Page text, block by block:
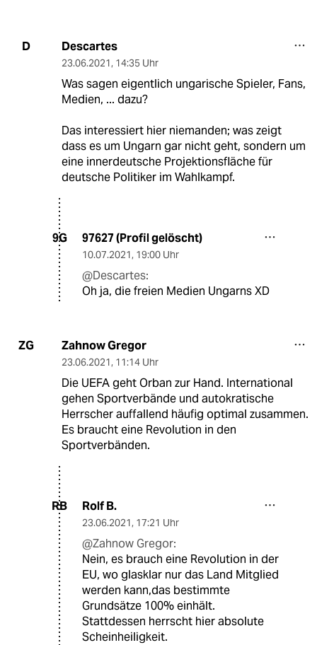
D Descartes
23.06.2021, 14:35 Uhr
Was sagen eigentlich ungarische Spieler, Fans,
Medien, ... dazu?
Das interessiert hier niemanden; was zeigt
dass es um Ungarn gar nicht geht, sondern um
eine innerdeutsche Projektionsfläche für
deutsche Politiker im Wahlkampf.
9G 97627 (Profil gelöscht)
10.07.2021, 19:00 Uhr
@Descartes:
Oh ja, die freien Medien Ungarns XD
ZG Zahnow Gregor
23.06.2021, 11:14 Uhr
Die UEFA geht Orban zur Hand. International
gehen Sportverbände und autokratische
Herrscher auffallend häufig optimal zusammen.
Es braucht eine Revolution in den
Sportverbänden.
RB Rolf B.
23.06.2021, 17:21 Uhr
@Zahnow Gregor:
Nein, es brauch eine Revolution in der
EU, wo glasklar nur das Land Mitglied
werden kann,das bestimmte
Grundsätze 100% einhält.
Stattdessen herrscht hier absolute
Scheinheiligkeit.